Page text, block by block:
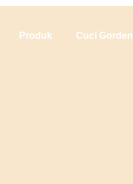
Produk Cuci Gorden